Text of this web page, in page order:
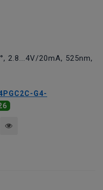
2.8...4V/20mA, 525nm,
G4-